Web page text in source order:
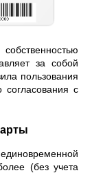
за собой
пользования
с
(без учета